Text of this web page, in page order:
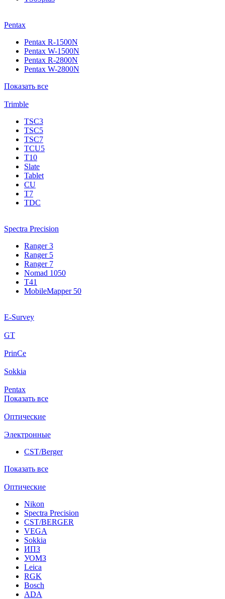
Pentax
Pentax R-1500N
Pentax W-1500N
Pentax R-2800N
Pentax W-2800N
Показать все
Trimble
TSC3
TSC5
TSC7
TCU5
T10
Slate
Tablet
CU
T7
TDC
Spectra Precision
Ranger 3
Ranger 5
Ranger 7
Nomad 1050
T41
MobileMapper 50
E-Survey
GT
PrinCe
Sokkia
Pentax
Показать все
Оптические
Электронные
CST/Berger
Показать все
Оптические
Nikon
Spectra Precision
CST/BERGER
VEGA
Sokkia
ИПЗ
УОМЗ
Leica
RGK
Bosch
ADA